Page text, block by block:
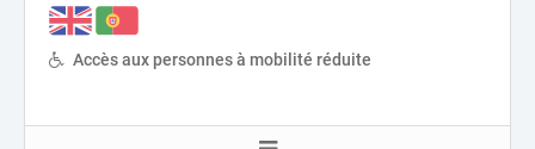
Accès aux personnes à mobilité réduite